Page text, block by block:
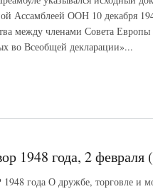
Ассамблеей ООН 10 декабря
между членами Совета Европы
во Всеобщей декларации»...
1948 года, 2
О дружбе, торговле и